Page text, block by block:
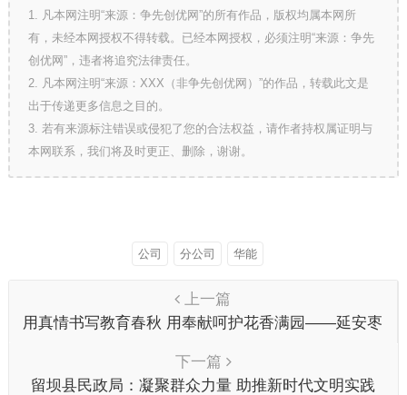
1. 凡本网注明“来源：争先创优网”的所有作品，版权均属本网所
有，未经本网授权不得转载。已经本网授权，必须注明“来源：争先
创优网”，违者将追究法律责任。
2. 凡本网注明“来源：XXX（非争先创优网）”的作品，转载此文是
出于传递更多信息之目的。
3. 若有来源标注错误或侵犯了您的合法权益，请作者持权属证明与
本网联系，我们将及时更正、删除，谢谢。
公司 分公司 华能
上一篇
用真情书写教育春秋 用奉献呵护花香满园——延安枣
下一篇
留坝县民政局：凝聚群众力量 助推新时代文明实践